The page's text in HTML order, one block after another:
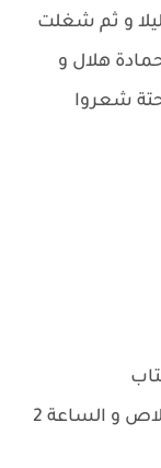
و ثم شغلت
هلال و
شعروا
و الساعة 2